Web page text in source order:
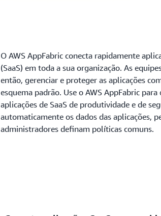
O AWS AppFabric conecta rapidamente
(SaaS) em toda a sua organização. As
então, gerenciar e proteger as aplicações
esquema padrão. Use o AWS AppFabric
aplicações de SaaS de produtividade e de
automaticamente os dados das aplicações,
administradores definam políticas comuns.